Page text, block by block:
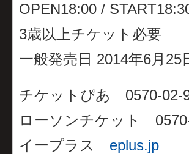
OPEN18:00 /
3歳以上チケット必要
一般発売日 2014年6月25
チケットぴあ 0570-02-
ローソンチケット
イープラス eplus.jp